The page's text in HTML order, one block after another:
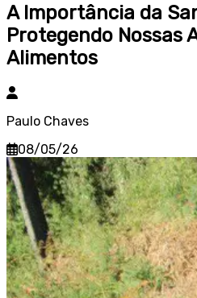
A Importância da
Protegendo Nossas
Alimentos
Paulo Chaves
08/05/26